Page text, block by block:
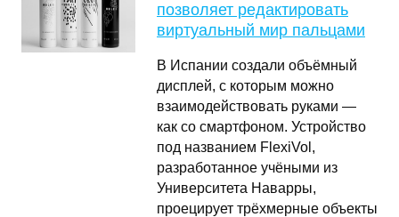
позволяет редактировать
виртуальный мир пальцами
В Испании создали объёмный
дисплей, с которым можно
взаимодействовать руками —
как со смартфоном. Устройство
под названием FlexiVol,
разработанное учёными из
Университета Наварры,
проецирует трёхмерные объекты